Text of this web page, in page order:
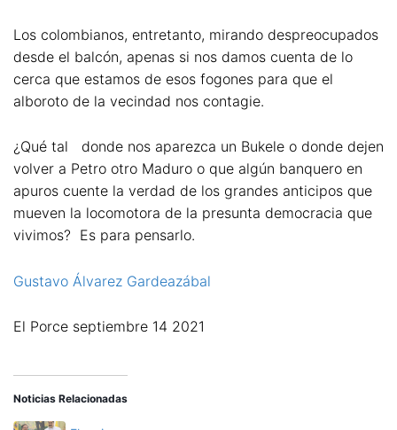
Los colombianos, entretanto, mirando despreocupados
desde el balcón, apenas si nos damos cuenta de lo
cerca que estamos de esos fogones para que el
alboroto de la vecindad nos contagie.
¿Qué tal donde nos aparezca un Bukele o donde dejen
volver a Petro otro Maduro o que algún banquero en
apuros cuente la verdad de los grandes anticipos que
mueven la locomotora de la presunta democracia que
vivimos? Es para pensarlo.
Gustavo Álvarez Gardeazábal
El Porce septiembre 14 2021
Noticias Relacionadas